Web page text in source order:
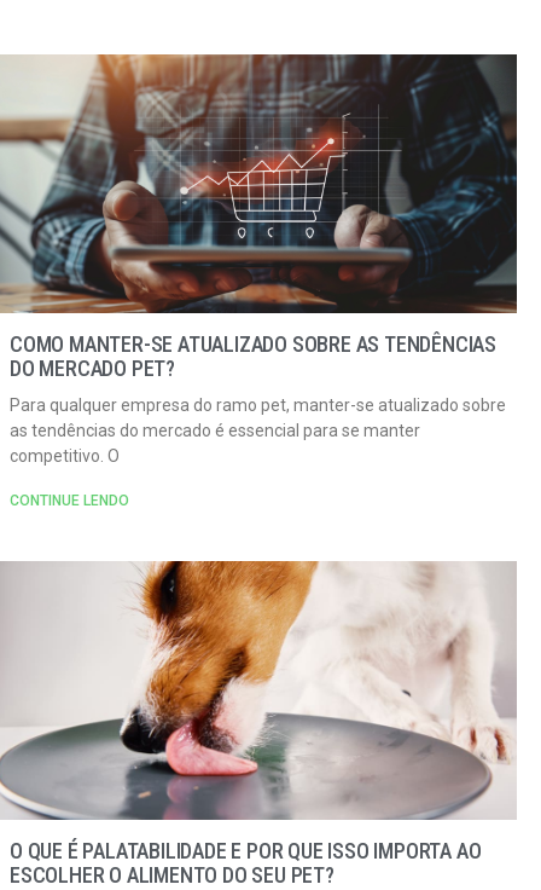
COMO MANTER-SE ATUALIZADO SOBRE AS TENDÊNCIAS
DO MERCADO PET?
Para qualquer empresa do ramo pet, manter-se atualizado sobre
as tendências do mercado é essencial para se manter
competitivo. O
CONTINUE LENDO
O QUE É PALATABILIDADE E POR QUE ISSO IMPORTA AO
ESCOLHER O ALIMENTO DO SEU PET?